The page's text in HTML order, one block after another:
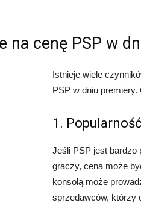
na cenę PSP w
Istnieje wiele
PSP w dniu premiery.
1.
Jeśli PSP jest bardzo
graczy, cena może
konsolą może
sprzedawców, którzy